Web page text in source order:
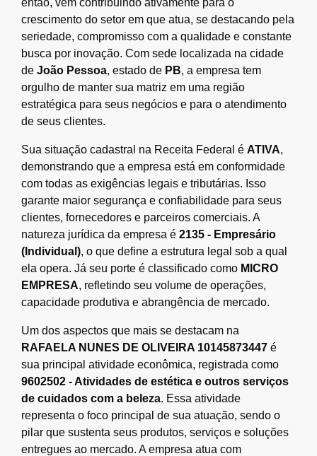
crescimento do setor em que atua, se destacando pela
seriedade, compromisso com a qualidade e constante
busca por inovação. Com sede localizada na cidade
de João Pessoa, estado de PB, a empresa tem
orgulho de manter sua matriz em uma região
estratégica para seus negócios e para o atendimento
de seus clientes.
Sua situação cadastral na Receita Federal é ATIVA,
demonstrando que a empresa está em conformidade
com todas as exigências legais e tributárias. Isso
garante maior segurança e confiabilidade para seus
clientes, fornecedores e parceiros comerciais. A
natureza jurídica da empresa é 2135 - Empresário
(Individual), o que define a estrutura legal sob a qual
ela opera. Já seu porte é classificado como MICRO
EMPRESA, refletindo seu volume de operações,
capacidade produtiva e abrangência de mercado.
Um dos aspectos que mais se destacam na
RAFAELA NUNES DE OLIVEIRA 10145873447 é
sua principal atividade econômica, registrada como
9602502 - Atividades de estética e outros serviços
de cuidados com a beleza. Essa atividade
representa o foco principal de sua atuação, sendo o
pilar que sustenta seus produtos, serviços e soluções
entregues ao mercado. A empresa atua com